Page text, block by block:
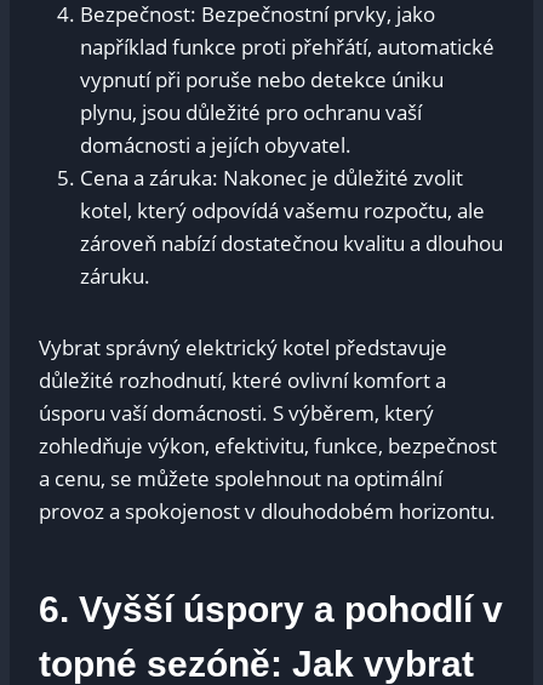
Bezpečnost: Bezpečnostní prvky, jako
například funkce proti přehřátí, automatické
vypnutí při poruše nebo detekce úniku
plynu, jsou důležité pro ochranu vaší
domácnosti a jejích obyvatel.
Cena a záruka: Nakonec je důležité zvolit
kotel, který odpovídá vašemu rozpočtu, ale
zároveň nabízí dostatečnou kvalitu a dlouhou
záruku.
Vybrat správný elektrický kotel představuje
důležité rozhodnutí, které ovlivní komfort a
úsporu vaší domácnosti. S výběrem, který
zohledňuje výkon, efektivitu, funkce, bezpečnost
a cenu, se můžete spolehnout na optimální
provoz a spokojenost v dlouhodobém horizontu.
6. Vyšší úspory a pohodlí v
topné sezóně: Jak vybrat